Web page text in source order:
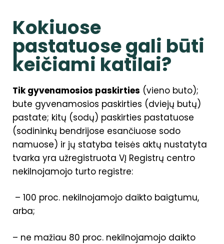
Kokiuose
pastatuose gali būti
keičiami katilai?
Tik gyvenamosios paskirties (vieno buto);
bute gyvenamosios paskirties (dviejų butų)
pastate; kitų (sodų) paskirties pastatuose
(sodininkų bendrijose esančiuose sodo
namuose) ir jų statyba teisės aktų nustatyta
tvarka yra užregistruota VĮ Registrų centro
nekilnojamojo turto registre:
– 100 proc. nekilnojamojo daikto baigtumu,
arba;
– ne mažiau 80 proc. nekilnojamojo daikto